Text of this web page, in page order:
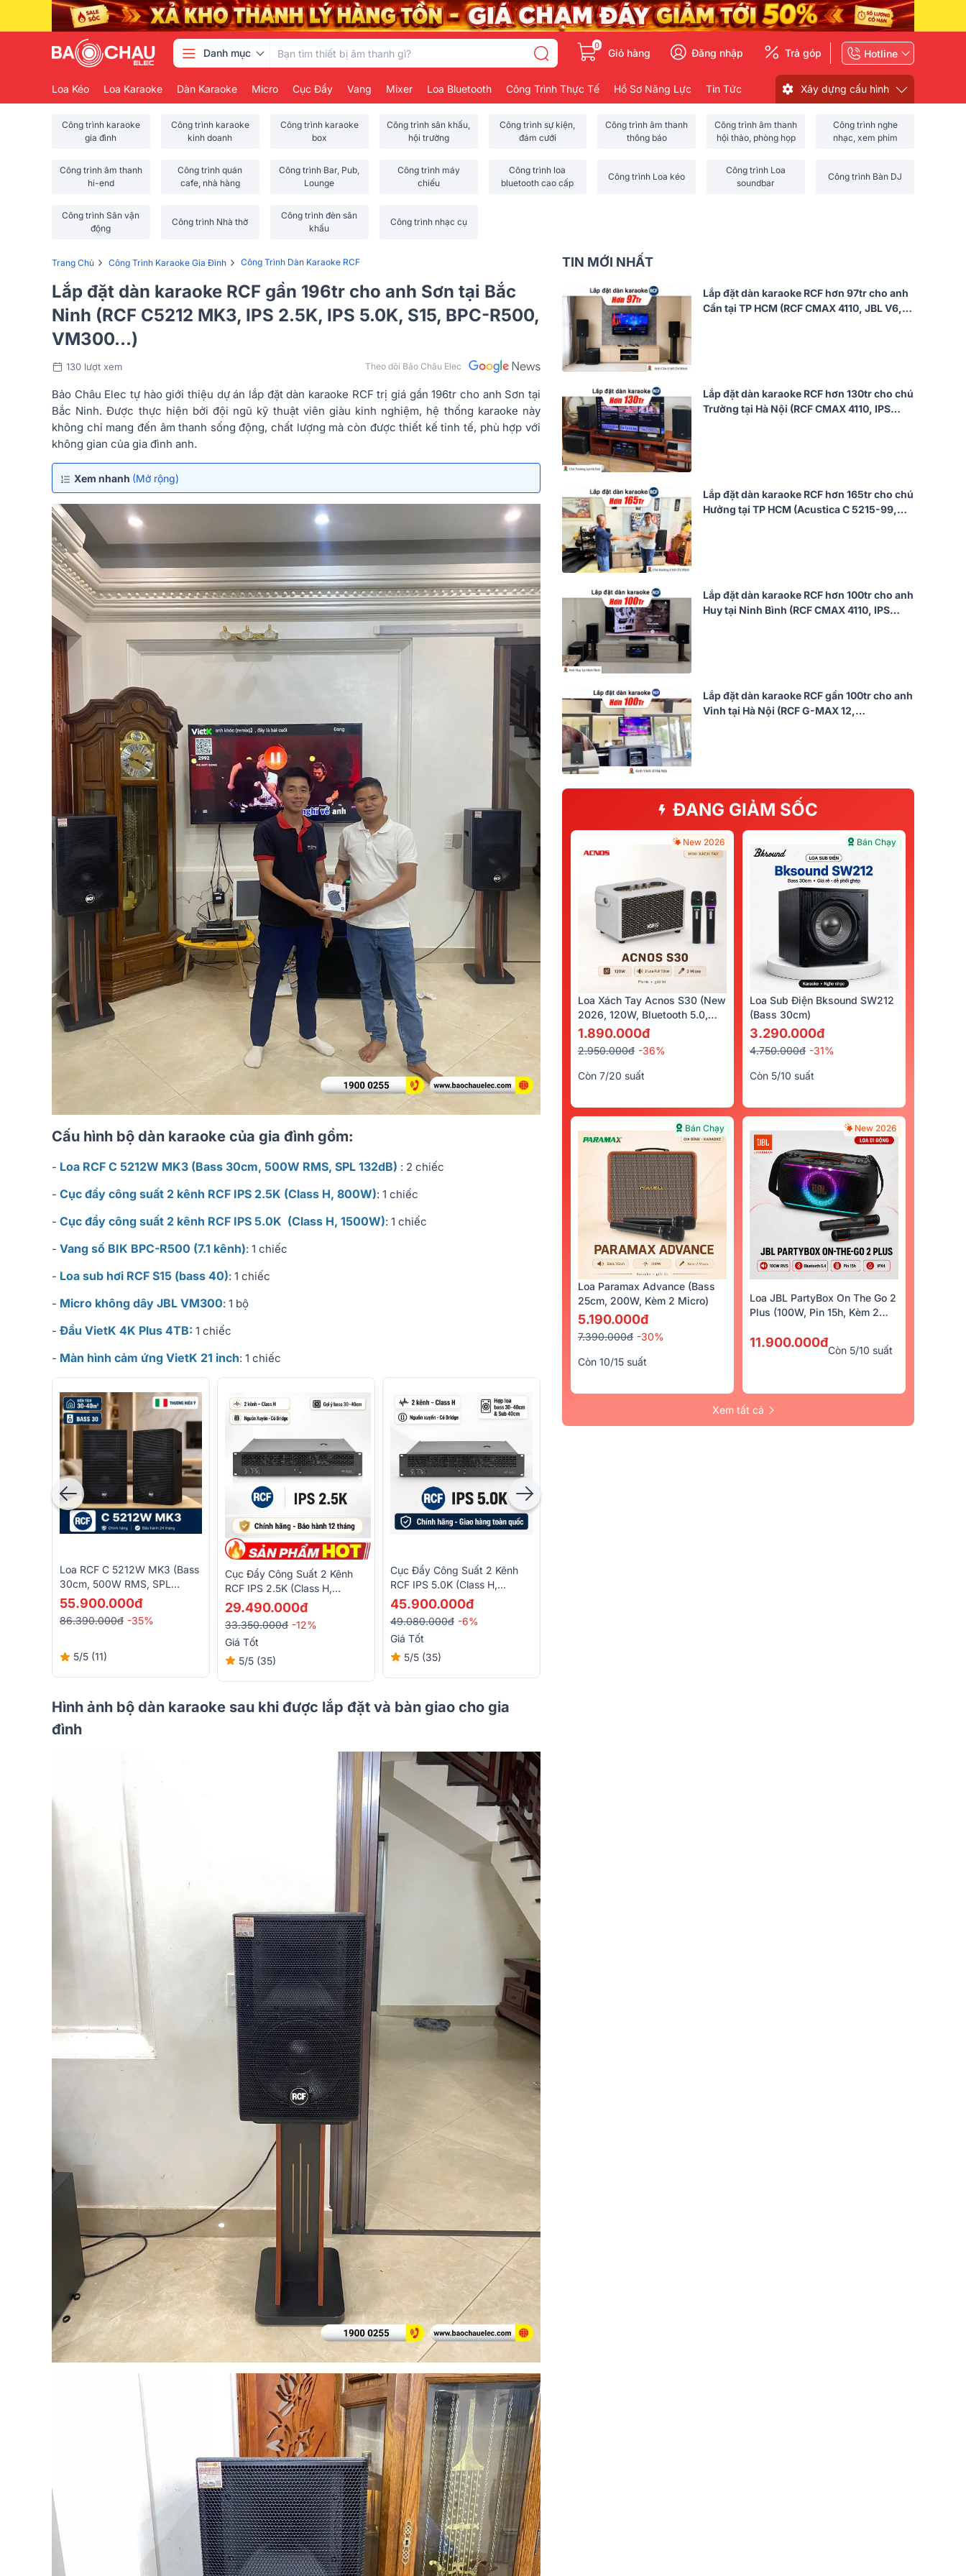
Danh mục
0
Giỏ hàng Đăng nhập Trả góp Hotline
Loa Kéo Loa Karaoke Dàn Karaoke Micro Cục Đẩy Vang Mixer Loa Bluetooth Công Trình Thực Tế Hồ Sơ Năng Lực Tin Tức Xây dựng cấu hình
Công trình karaoke
gia đình
Công trình karaoke
kinh doanh
Công trình karaoke
box
Công trình sân khấu,
hội trường
Công trình sự kiện,
đám cưới
Công trình âm thanh
thông báo
Công trình âm thanh
hội thảo, phòng họp
Công trình nghe
nhạc, xem phim
Công trình âm thanh
hi-end
Công trình quán
cafe, nhà hàng
Công trình Bar, Pub,
Lounge
Công trình máy
chiếu
Công trình loa
bluetooth cao cấp
Công trình Loa kéo
Công trình Loa
soundbar
Công trình Bàn DJ
Công trình Sân vận
động
Công trình Nhà thờ
Công trình đèn sân
khấu
Công trình nhạc cụ
Trang Chủ › Công Trình Karaoke Gia Đình › Công Trình Dàn Karaoke RCF
Lắp đặt dàn karaoke RCF gần 196tr cho anh Sơn tại Bắc
Ninh (RCF C5212 MK3, IPS 2.5K, IPS 5.0K, S15, BPC-R500,
VM300...)
130 lượt xem Theo dõi Bảo Châu Elec
Bảo Châu Elec tự hào giới thiệu dự án lắp đặt dàn karaoke RCF trị giá gần 196tr cho anh Sơn tại
Bắc Ninh. Được thực hiện bởi đội ngũ kỹ thuật viên giàu kinh nghiệm, hệ thống karaoke này
không chỉ mang đến âm thanh sống động, chất lượng mà còn được thiết kế tinh tế, phù hợp với
không gian của gia đình anh.
Xem nhanh (Mở rộng)
Cấu hình bộ dàn karaoke của gia đình gồm:
- Loa RCF C 5212W MK3 (Bass 30cm, 500W RMS, SPL 132dB) : 2 chiếc
- Cục đẩy công suất 2 kênh RCF IPS 2.5K (Class H, 800W): 1 chiếc
- Cục đẩy công suất 2 kênh RCF IPS 5.0K (Class H, 1500W): 1 chiếc
- Vang số BIK BPC-R500 (7.1 kênh): 1 chiếc
- Loa sub hơi RCF S15 (bass 40): 1 chiếc
- Micro không dây JBL VM300: 1 bộ
- Đầu VietK 4K Plus 4TB: 1 chiếc
- Màn hình cảm ứng VietK 21 inch: 1 chiếc
Loa RCF C 5212W MK3 (Bass
30cm, 500W RMS, SPL
132dB)
55.900.000đ
86.390.000đ -35%
5/5 (11)
Cục Đẩy Công Suất 2 Kênh
RCF IPS 2.5K (Class H,
800W)
29.490.000đ
33.350.000đ -12%
Giá Tốt
5/5 (35)
Cục Đẩy Công Suất 2 Kênh
RCF IPS 5.0K (Class H,
1500W)
45.900.000đ
49.080.000đ -6%
Giá Tốt
5/5 (35)
Hình ảnh bộ dàn karaoke sau khi được lắp đặt và bàn giao cho gia
đình
TIN MỚI NHẤT
Lắp đặt dàn karaoke RCF hơn 97tr cho anh
Cần tại TP HCM (RCF CMAX 4110, JBL V6,
Lắp đặt dàn karaoke RCF hơn 130tr cho chú
Trường tại Hà Nội (RCF CMAX 4110, IPS
Lắp đặt dàn karaoke RCF hơn 165tr cho chú
Hưởng tại TP HCM (Acustica C 5215-99,
Lắp đặt dàn karaoke RCF hơn 100tr cho anh
Huy tại Ninh Bình (RCF CMAX 4110, IPS
Lắp đặt dàn karaoke RCF gần 100tr cho anh
Vinh tại Hà Nội (RCF G-MAX 12,
ĐANG GIẢM SỐC
New 2026
Loa Xách Tay Acnos S30 (New
2026, 120W, Bluetooth 5.0,
Kèm 2 Tay Micro)
1.890.000đ
2.950.000đ -36%
Còn 7/20 suất
Bán Chạy
Loa Sub Điện Bksound SW212
(bass 30cm)
3.290.000đ
4.750.000đ -31%
Còn 5/10 suất
Bán Chạy
Loa Paramax Advance (Bass
25cm, 200W, Kèm 2 Micro)
5.190.000đ
7.390.000đ -30%
Còn 10/15 suất
New 2026
Loa JBL PartyBox On The Go 2
Plus (100W, Pin 15h, Kèm 2
11.900.000đ
Còn 5/10 suất
Xem tất cả